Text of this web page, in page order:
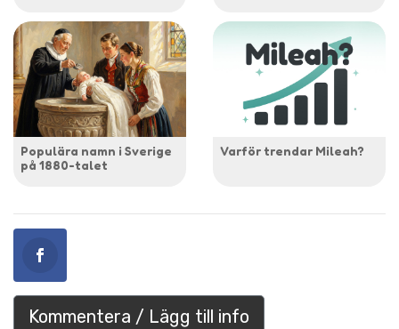
Populära namn i Sverige
på 1880-talet
Varför trendar Mileah?
Kommentera / Lägg till info